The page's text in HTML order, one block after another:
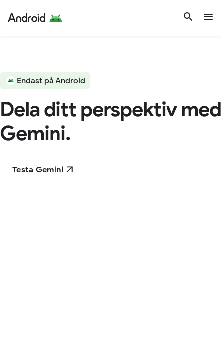
Endast på Android
Dela ditt perspektiv med
Gemini.
Testa Gemini